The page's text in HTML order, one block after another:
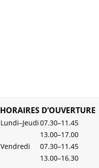
HORAIRES D’OUVERTURE
Lundi–Jeudi07.30–11.45
13.00–17.00
Vendredi
07.30–11.45
13.00–16.30